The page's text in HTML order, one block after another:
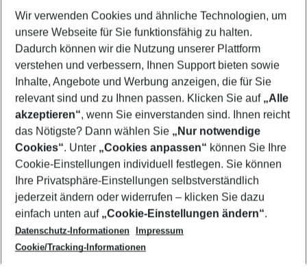
2 Erwachsene Keine Kinder
Mehr Filter anzeigen
Footer
Footer navigation
Über uns
AGB
Cookie-Einstellungen ändern
Cookie-Richtlinie
Datenschutz
Service & Hilfe
Barrierefreies Reisen
Check-in
Folgen Sie uns
Wir verwenden Cookies und ähnliche Technologien, um
unsere Webseite für Sie funktionsfähig zu halten.
Dadurch können wir die Nutzung unserer Plattform
verstehen und verbessern, Ihnen Support bieten sowie
Inhalte, Angebote und Werbung anzeigen, die für Sie
relevant sind und zu Ihnen passen. Klicken Sie auf „Alle
akzeptieren“, wenn Sie einverstanden sind. Ihnen reicht
das Nötigste? Dann wählen Sie „Nur notwendige
Cookies“. Unter „Cookies anpassen“ können Sie Ihre
Cookie-Einstellungen individuell festlegen. Sie können
Ihre Privatsphäre-Einstellungen selbstverständlich
jederzeit ändern oder widerrufen – klicken Sie dazu
einfach unten auf „Cookie-Einstellungen ändern“.
Datenschutz-Informationen
Impressum
Cookie/Tracking-Informationen